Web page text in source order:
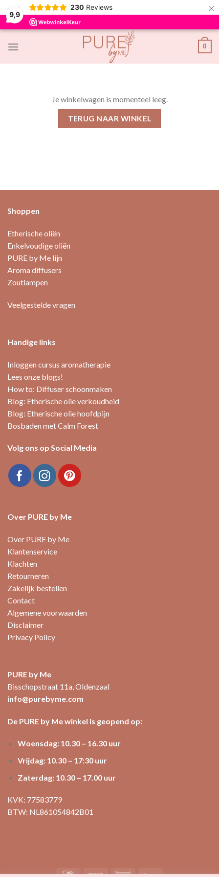
9,9
230 Reviews ×
Skip
0
Je winkelwagen is momenteel leeg.
TERUG NAAR WINKEL
Shoppen
Etherische oliën
Enkelvoudige oliën
PURE by Me lijn
Aroma diffusers
Zoutlampen
Veelgestelde vragen
Handige links
Inloggen cursus aromatherapie
Lees onze blogs!
How to: Diffuser schoonmaken
Blog: Etherische olie verkoudheid
Blog: Etherische olie hoofdpijn
Bosbaden met Calm Forest
Volg ons op Social Media
Over PURE by Me
Over PURE by Me
Klantenservice
Klachten
Retourneren
Zakelijk bestellen
Contact
Algemene voorwaarden
Disclaimer
Privacy Policy
PURE by Me
Bisschopstraat 11a, Oldenzaal
info@purebyme.com
De PURE by Me winkel is geopend op:
Woensdag: 10.30 – 16.30 uur
Vrijdag: 10.30 – 17:30 uur
Zaterdag: 10.30 – 17.00 uur
KVK: 77583779
BTW: NL861054842B01